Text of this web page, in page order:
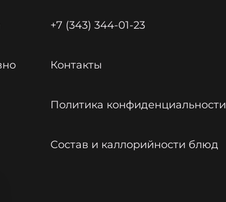
+7 (343) 344-01-23
Контакты
Политика конфиденциальности
Состав и каллорийности блюд